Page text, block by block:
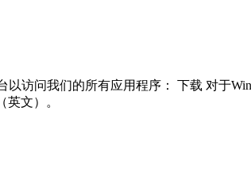
以访问我们的所有应用程序： 下载 对于
文）。